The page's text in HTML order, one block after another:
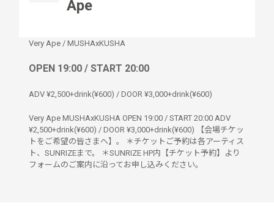
Ape
Very Ape / MUSHAxKUSHA
OPEN 19:00 / START 20:00
ADV ¥2,500+drink(¥600) / DOOR ¥3,000+drink(¥600)
Very Ape MUSHAxKUSHA OPEN 19:00 / START 20:00 ADV
¥2,500+drink(¥600) / DOOR ¥3,000+drink(¥600) 【会場チケッ
トをご希望の皆さまへ】。 ＊チケットご予約は各アーティス
ト、SUNRIZEまで。 ＊SUNRIZE HP内【チケット予約】より
フォームのご案内に沿ってお申し込みください。